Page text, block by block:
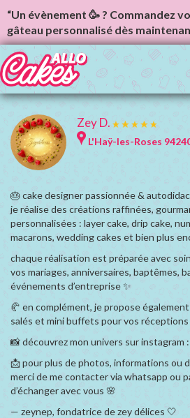
“Un évènement 🥳 ? Commandez
gâteau personnalisé dès
Zey D.
L'Haÿ-les-Roses
🎂 cake designer passionnée &
je réalise des créations raffinées,
personnalisées : layer cake, drip cake,
macarons, wedding cakes et bien plus
chaque réalisation est préparée avec
vos mariages, anniversaires, baptêmes,
événements d’entreprise ✨
🥐 en complément, je propose
salés et mini buffets pour vos
📸 découvrez mon univers sur instagram
📩 pour plus de photos, informations ou
merci de me contacter via whatsapp ou
d’échanger avec vous 🌸
— zeynep, fondatrice de zey délices 🤍